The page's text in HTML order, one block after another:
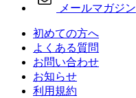
メールマガジン
初めての方へ
よくある質問
お問い合わせ
お知らせ
利用規約